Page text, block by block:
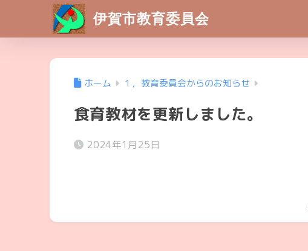
伊賀市教育委員会
ホーム １，教育委員会からのお知らせ
食育教材を更新しました。
2024年1月25日